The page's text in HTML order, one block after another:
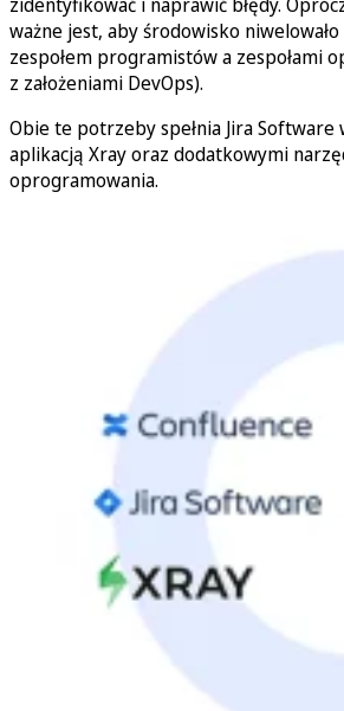
ważne jest, aby środowisko
zespołem programistów a zespołami
z założeniami DevOps).
Obie te potrzeby spełnia Jira Software
aplikacją Xray oraz dodatkowymi
oprogramowania.